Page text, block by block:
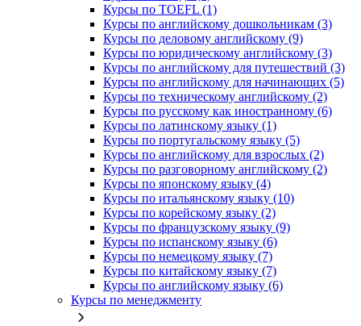
Курсы по TOEFL (1)
Курсы по английскому дошкольникам (3)
Курсы по деловому английскому (9)
Курсы по юридическому английскому (3)
Курсы по английскому для путешествий (3)
Курсы по английскому для начинающих (5)
Курсы по техническому английскому (2)
Курсы по русскому как иностранному (6)
Курсы по латинскому языку (1)
Курсы по португальскому языку (5)
Курсы по английскому для взрослых (2)
Курсы по разговорному английскому (2)
Курсы по японскому языку (4)
Курсы по итальянскому языку (10)
Курсы по корейскому языку (2)
Курсы по французскому языку (9)
Курсы по испанскому языку (6)
Курсы по немецкому языку (7)
Курсы по китайскому языку (7)
Курсы по английскому языку (6)
Курсы по менеджменту